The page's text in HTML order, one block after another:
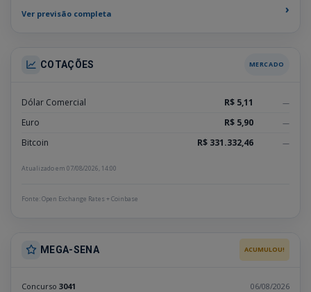
Ver previsão completa ›
COTAÇÕES MERCADO
Dólar Comercial R$ 5,11 —
Euro R$ 5,90 —
Bitcoin R$ 331.332,46 —
Atualizado em 07/08/2026, 14:00
Fonte: Open Exchange Rates + Coinbase
MEGA-SENA ACUMULOU!
Concurso 3041 06/08/2026